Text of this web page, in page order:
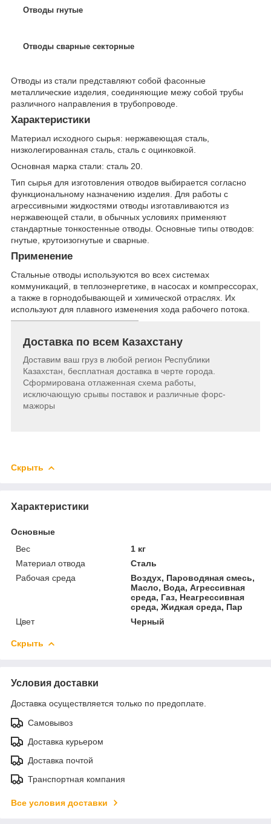
Отводы гнутые
Отводы сварные секторные
Отводы из стали представляют собой фасонные
металлические изделия, соединяющие межу собой трубы
различного направления в трубопроводе.
Характеристики
Материал исходного сырья: нержавеющая сталь,
низколегированная сталь, сталь с оцинковкой.
Основная марка стали: сталь 20.
Тип сырья для изготовления отводов выбирается согласно
функциональному назначению изделия. Для работы с
агрессивными жидкостями отводы изготавливаются из
нержавеющей стали, в обычных условиях применяют
стандартные тонкостенные отводы. Основные типы отводов:
гнутые, крутоизогнутые и сварные.
Применение
Стальные отводы используются во всех системах
коммуникаций, в теплоэнергетике, в насосах и компрессорах,
а также в горнодобывающей и химической отраслях. Их
используют для плавного изменения хода рабочего потока.
Доставка по всем Казахстану
Доставим ваш груз в любой регион Республики
Казахстан, бесплатная доставка в черте города.
Сформирована отлаженная схема работы,
исключающую срывы поставок и различные форс-
мажоры
Скрыть
Характеристики
Основные
Вес
1 кг
Материал отвода
Сталь
Рабочая среда
Воздух, Пароводяная смесь,
Масло, Вода, Агрессивная
среда, Газ, Неагрессивная
среда, Жидкая среда, Пар
Цвет
Черный
Скрыть
Условия доставки
Доставка осуществляется только по предоплате.
Самовывоз
Доставка курьером
Доставка почтой
Транспортная компания
Все условия доставки